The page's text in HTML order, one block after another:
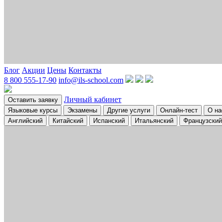
Блог Акции Цены Контакты
8 800 555-17-90 info@ils-school.com
Оставить заявку Личный кабинет
Языковые курсы Экзамены Другие услуги Онлайн-тест
О
Английский
Китайский Испанский Итальянский Французский